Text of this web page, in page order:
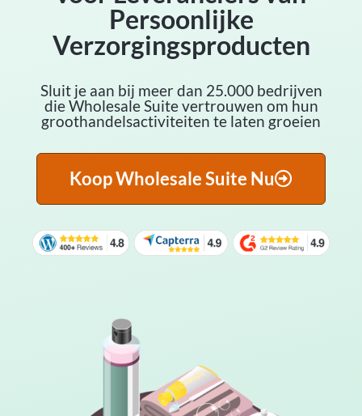
Persoonlijke
Verzorgingsproducten
Sluit je aan bij meer dan 25.000 bedrijven
die Wholesale Suite vertrouwen om hun
groothandelsactiviteiten te laten groeien
Koop Wholesale Suite Nu